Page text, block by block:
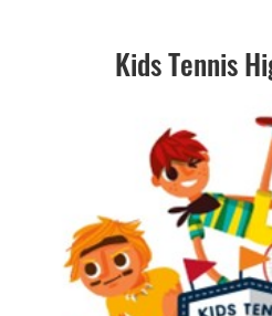
Kids Tennis